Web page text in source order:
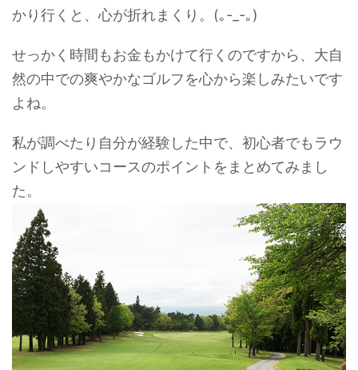
かり行くと、心が折れまくり。(｡-_-｡)
せっかく時間もお金もかけて行くのですから、大自
然の中での爽やかなゴルフを心から楽しみたいです
よね。
私が調べたり自分が経験した中で、初心者でもラウ
ンドしやすいコースのポイントをまとめてみまし
た。